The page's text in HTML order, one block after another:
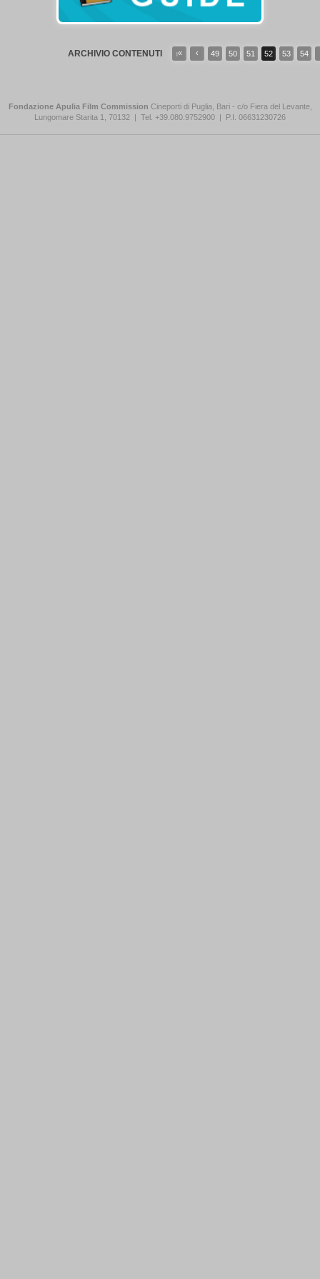
ARCHIVIO CONTENUTI « ‹ 49 50 51 52 53 54
Fondazione Apulia Film Commission Cineporti di Puglia, Bari - c/o Fiera del Levante,
Lungomare Starita 1, 70132 | Tel. +39.080.9752900 | P.I. 06631230726